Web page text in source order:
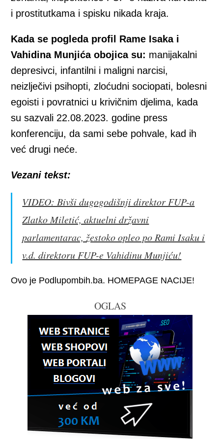
i prostitutkama i spisku nikada kraja.
Kada se pogleda profil Rame Isaka i
Vahidina Munjića obojica su: manijakalni
depresivci, infantilni i maligni narcisi,
neizlječivi psihopti, zloćudni sociopati, bolesni
egoisti i povratnici u krivičnim djelima, kada
su sazvali 22.08.2023. godine press
konferenciju, da sami sebe pohvale, kad ih
već drugi neće.
Vezani tekst:
VIDEO: Bivši dugogodišnji direktor FUP-a
Zlatko Miletić, aktuelni državni
parlamentarac, žestoko opleo po Rami Isaku i
v.d. direktoru FUP-e Vahidinu Munjiću!
Ovo je Podlupombih.ba. HOMEPAGE NACIJE!
OGLAS